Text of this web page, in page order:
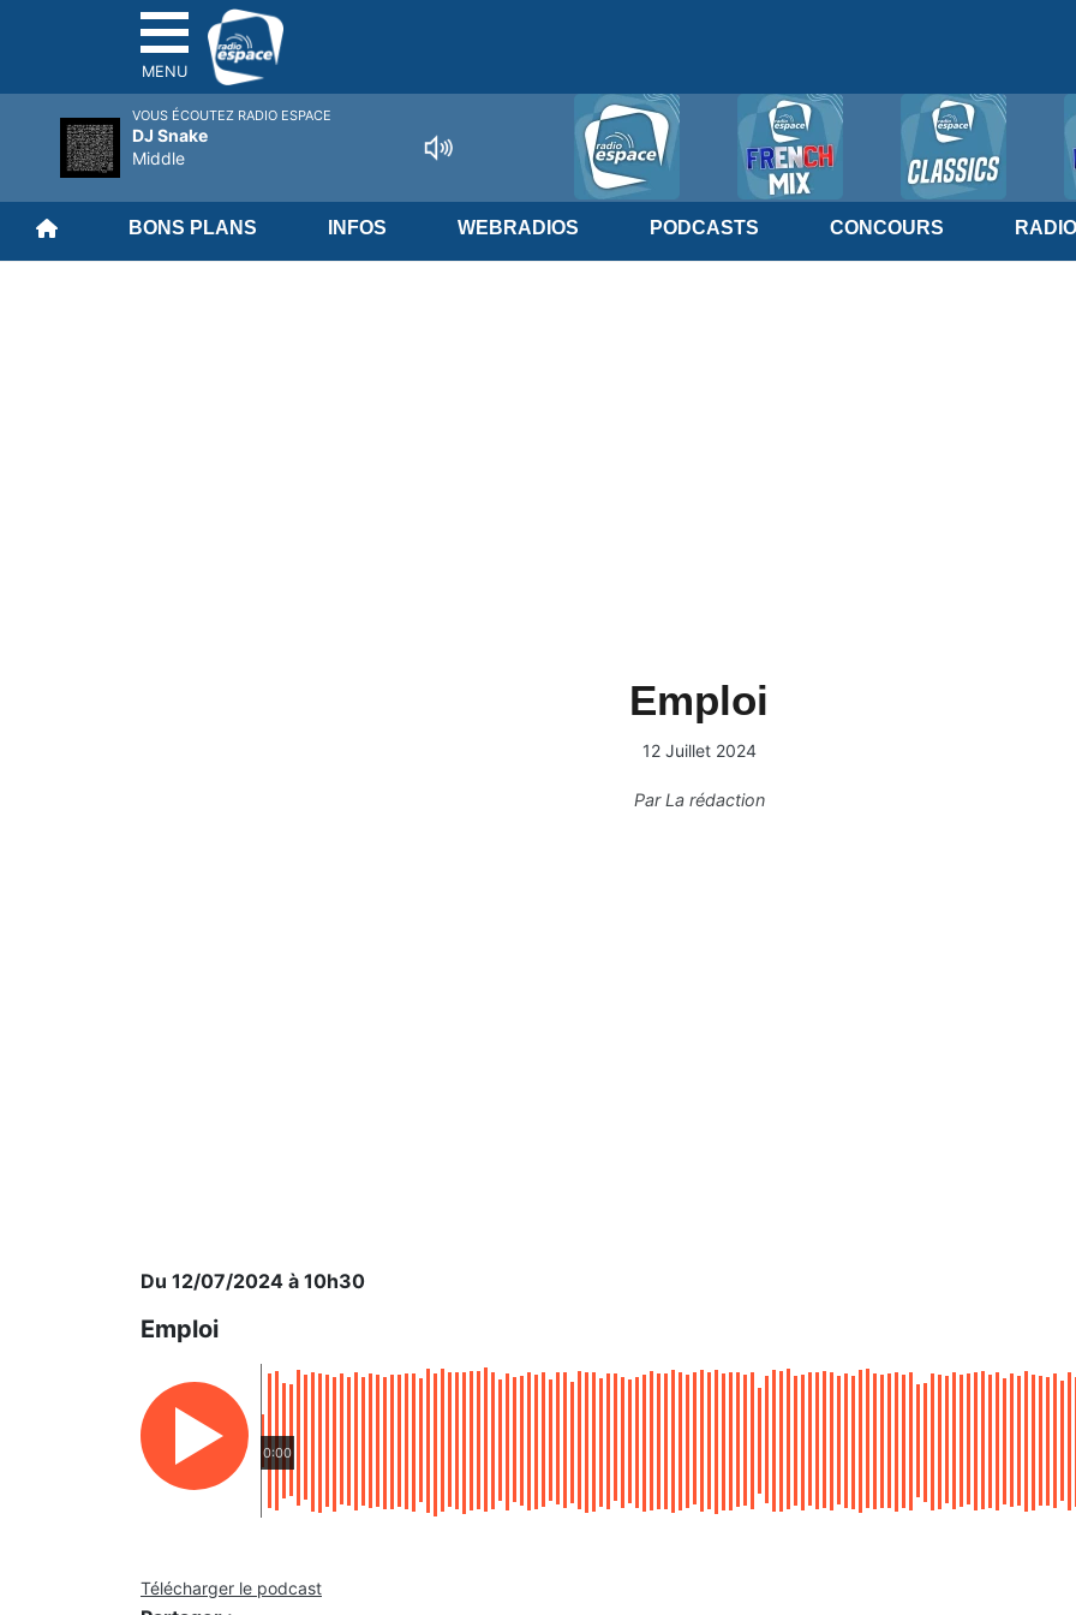
MENU
BONS PLANS INFOS WEBRADIOS PODCASTS CONCOURS RADIO
Emploi
12 Juillet 2024
ParLa rédaction
Du 12/07/2024 à 10h30
Emploi
0:00
Télécharger le podcast
VOUS ÉCOUTEZ RADIO ESPACE
DJ Snake
Middle